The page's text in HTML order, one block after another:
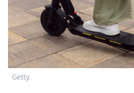
Стримы
Спецпроекты
Звезды
Выборы
2026
Скачай
Getty.